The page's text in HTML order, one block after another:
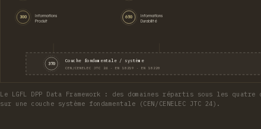
300 Informations
Produit
650 Informations
Durabilité
370
Couche fondamentale / système
CEN/CENELEC JTC 24 · EN 18219 · EN 18220
Le LGFL DPP Data Framework : des domaines répartis sous les
sur une couche système fondamentale (CEN/CENELEC JTC 24).